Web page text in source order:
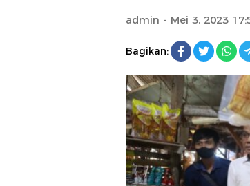
admin - Mei 3, 2023
Bagikan: